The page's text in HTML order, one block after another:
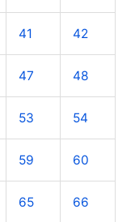
41 42
47 48
53 54
59 60
65 66